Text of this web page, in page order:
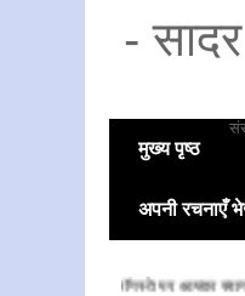
-
मुख्य पृष्ठ
अपनी रचनाएँ
सादर ब्लॉगस्ते पर आपका स्वागत है